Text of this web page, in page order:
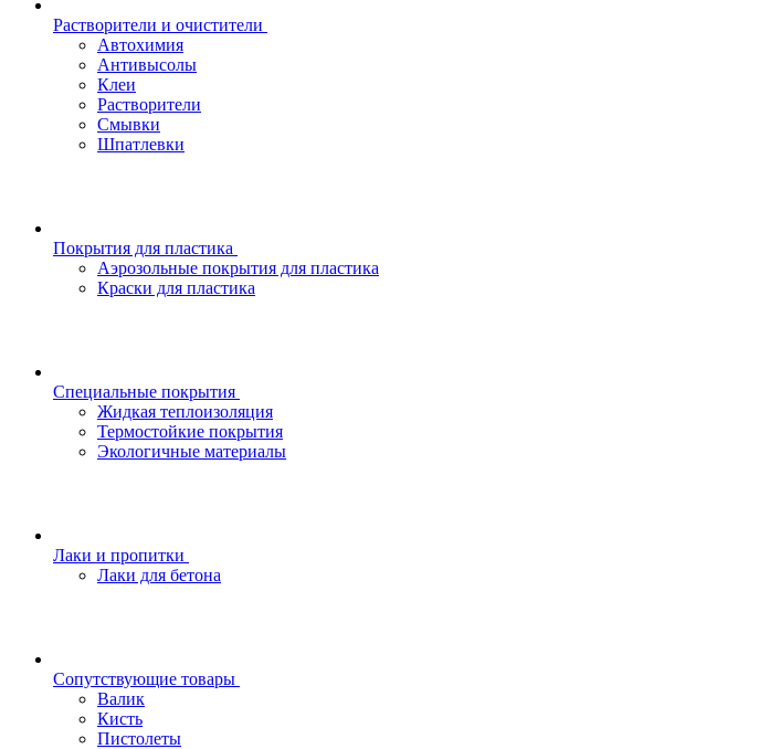
Растворители и очистители
Автохимия
Антивысолы
Клеи
Растворители
Смывки
Шпатлевки
Покрытия для пластика
Аэрозольные покрытия для пластика
Краски для пластика
Специальные покрытия
Жидкая теплоизоляция
Термостойкие покрытия
Экологичные материалы
Лаки и пропитки
Лаки для бетона
Сопутствующие товары
Валик
Кисть
Пистолеты